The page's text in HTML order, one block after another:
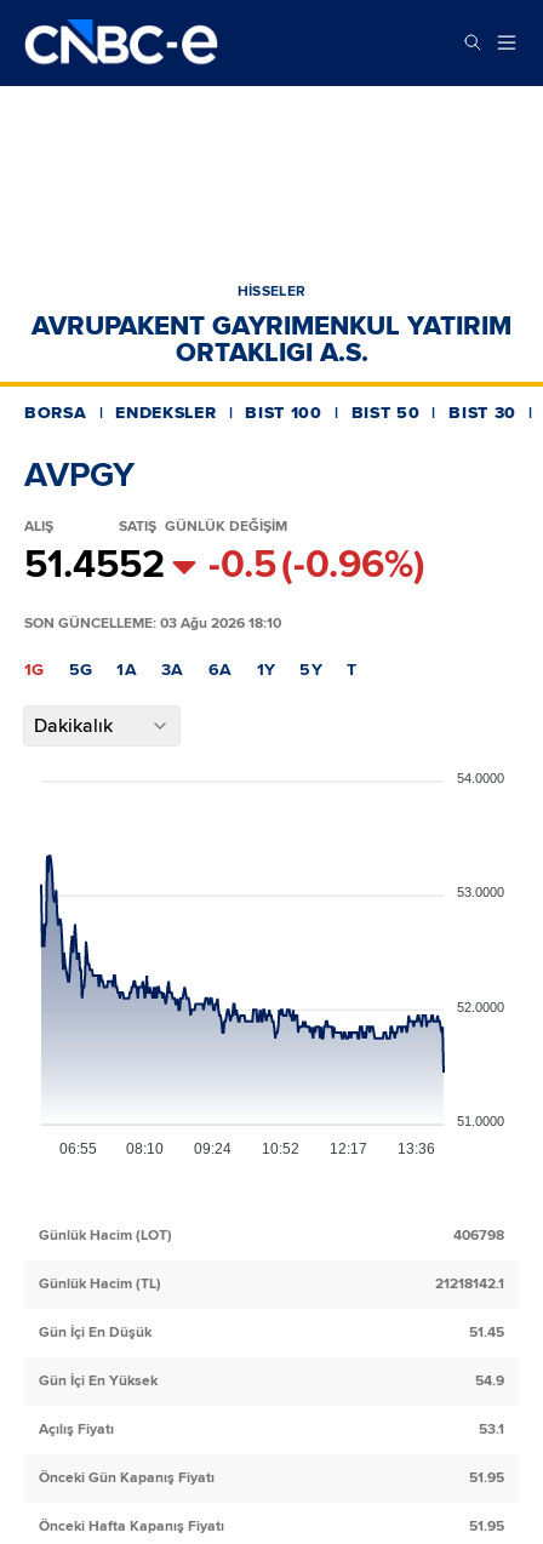
HİSSELER
AVRUPAKENT GAYRIMENKUL YATIRIM
ORTAKLIGI A.S.
BORSA ENDEKSLER BIST 100 BIST 50 BIST 30
AVPGY
ALIŞ
51.45
SATIŞ
52
GÜNLÜK DEĞİŞİM
-0.5(-0.96%)
SON GÜNCELLEME: 03 Ağu 2026 18:10
1G 5G 1A 3A 6A 1Y 5Y T
Dakikalık
54.0000
53.0000
52.0000
51.0000
06:55 08:10 09:24 10:52 12:17 13:36
Günlük Hacim (LOT) 406798
Günlük Hacim (TL) 21218142.1
Gün İçi En Düşük 51.45
Gün İçi En Yüksek 54.9
Açılış Fiyatı 53.1
Önceki Gün Kapanış Fiyatı 51.95
Önceki Hafta Kapanış Fiyatı 51.95